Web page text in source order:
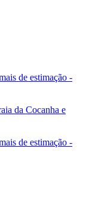
de estimação -
da Cocanha e
de estimação -